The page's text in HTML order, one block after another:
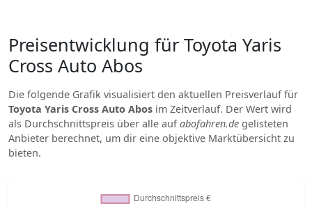
Preisentwicklung für Toyota Yaris
Cross Auto Abos
Die folgende Grafik visualisiert den aktuellen Preisverlauf für
Toyota Yaris Cross Auto Abos im Zeitverlauf. Der Wert wird
als Durchschnittspreis über alle aufabofahren.de gelisteten
Anbieter berechnet, um dir eine objektive Marktübersicht zu
bieten.